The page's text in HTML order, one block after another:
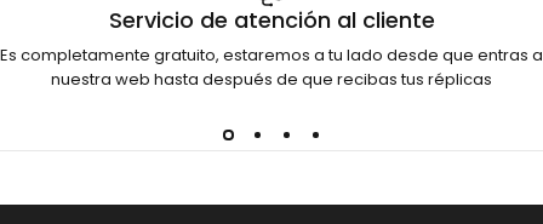
Servicio de atención al cliente
Es completamente gratuito, estaremos a tu lado desde que entras a
nuestra web hasta después de que recibas tus réplicas